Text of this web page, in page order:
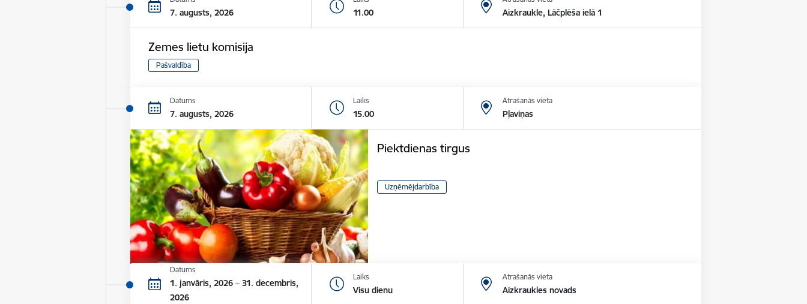
7. augusts, 2026 11.00 Aizkraukle, Lāčplēša ielā 1
Zemes lietu komisija
Pašvaldība
Datums
7. augusts, 2026
Laiks
15.00
Atrašanās vieta
Pļaviņas
Piektdienas tirgus
Uzņēmējdarbība
Datums
1. janvāris, 2026 – 31. decembris,
2026
Laiks
Visu dienu
Atrašanās vieta
Aizkraukles novads